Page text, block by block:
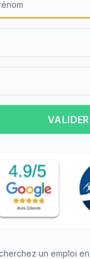
dépendance
hospitalier
ASH)
à charge estimé
VALIDER
un emploi